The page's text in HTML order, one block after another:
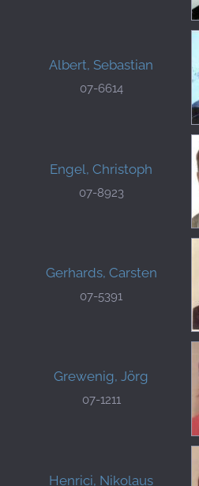
Albert, Sebastian
07-6614
Engel, Christoph
07-8923
Gerhards, Carsten
07-5391
Grewenig, Jörg
07-1211
Henrici, Nikolaus